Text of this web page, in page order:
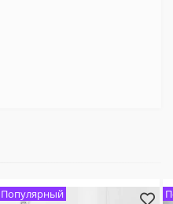
Популярный